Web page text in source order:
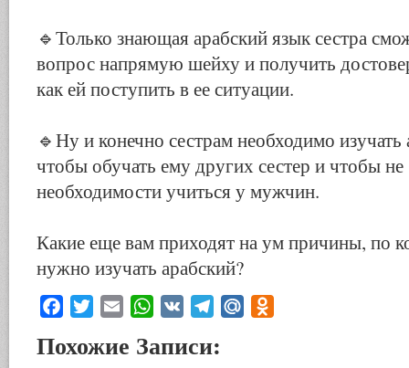
🔹Только знающая арабский язык сестра
вопрос напрямую шейху и получить
как ей поступить в ее ситуации.
🔹Ну и конечно сестрам необходимо изучать
чтобы обучать ему других сестер и чтобы
необходимости учиться у мужчин.
Какие еще вам приходят на ум причины, по
нужно изучать арабский?
Facebook
Twitter Email WhatsApp
VK TelegramMail.Ru
Похожие Записи: